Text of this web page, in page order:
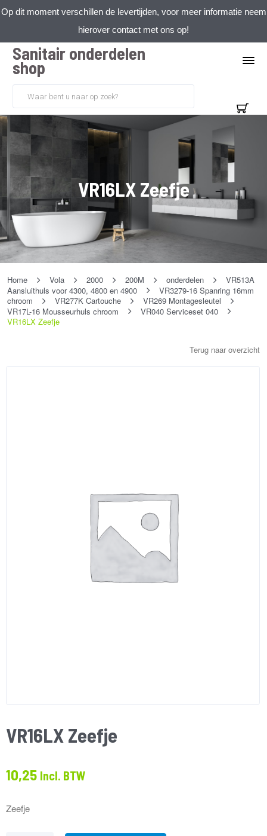
Op dit moment verschillen de levertijden, voor meer informatie neem
hierover contact met ons op!
Sanitair onderdelen
shop
VR16LX Zeefje
Home Vola 2000 200M onderdelen
VR513A
Aansluithuls voor 4300, 4800 en 4900
VR3279-16 Spanring 16mm
chroom
VR277K Cartouche
VR269 Montagesleutel
VR17L-16 Mousseurhuls chroom
VR040 Serviceset 040
VR16LX Zeefje
Terug naar overzicht
VR16LX Zeefje
10,25 Incl. BTW
Zeefje